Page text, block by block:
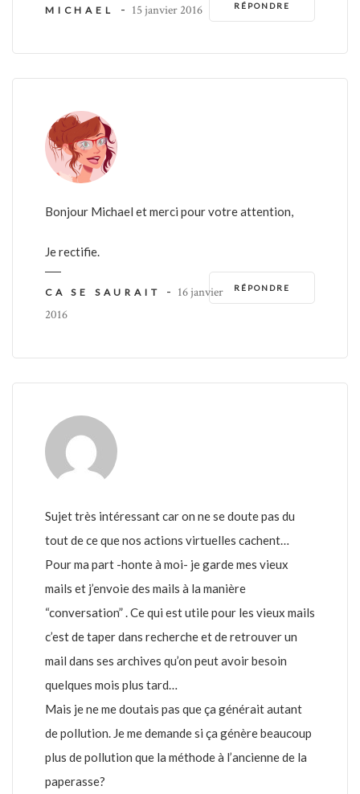
RÉPONDRE
MICHAEL - 15 janvier 2016
Bonjour Michael et merci pour votre attention,
Je rectifie.
RÉPONDRE
CA SE SAURAIT - 16 janvier
2016
Sujet très intéressant car on ne se doute pas du
tout de ce que nos actions virtuelles cachent…
Pour ma part -honte à moi- je garde mes vieux
mails et j’envoie des mails à la manière
“conversation” . Ce qui est utile pour les vieux mails
c’est de taper dans recherche et de retrouver un
mail dans ses archives qu’on peut avoir besoin
quelques mois plus tard…
Mais je ne me doutais pas que ça générait autant
de pollution. Je me demande si ça génère beaucoup
plus de pollution que la méthode à l’ancienne de la
paperasse?